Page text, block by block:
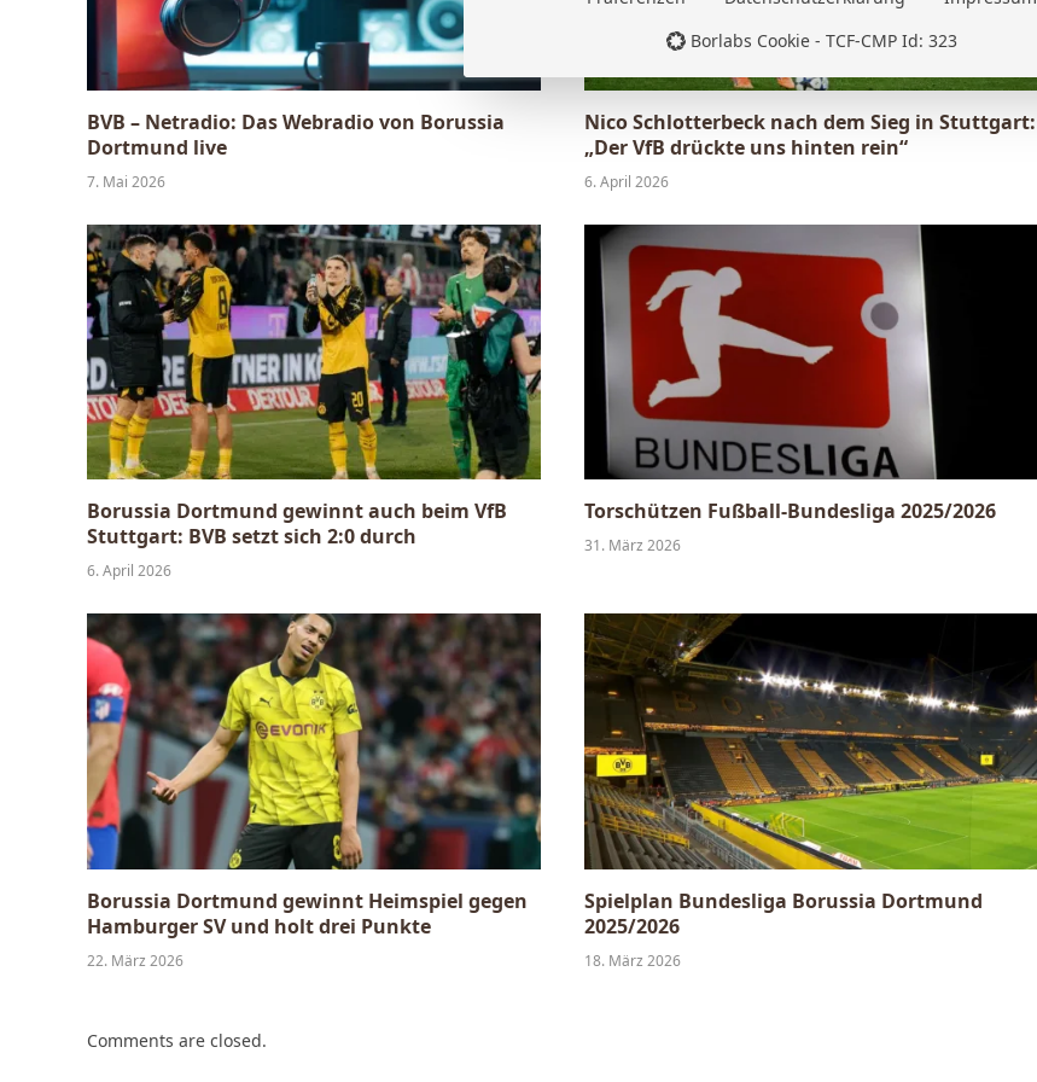
BVB – Netradio: Das Webradio von Borussia
Dortmund live
7. Mai 2026
Nico Schlotterbeck nach dem Sieg in Stuttgart:
„Der VfB drückte uns hinten rein“
6. April 2026
Borussia Dortmund gewinnt auch beim VfB
Stuttgart: BVB setzt sich 2:0 durch
6. April 2026
Torschützen Fußball-Bundesliga 2025/2026
31. März 2026
Borussia Dortmund gewinnt Heimspiel gegen
Hamburger SV und holt drei Punkte
22. März 2026
Spielplan Bundesliga Borussia Dortmund
2025/2026
18. März 2026
Comments are closed.
Borlabs Cookie - TCF-CMP Id: 323